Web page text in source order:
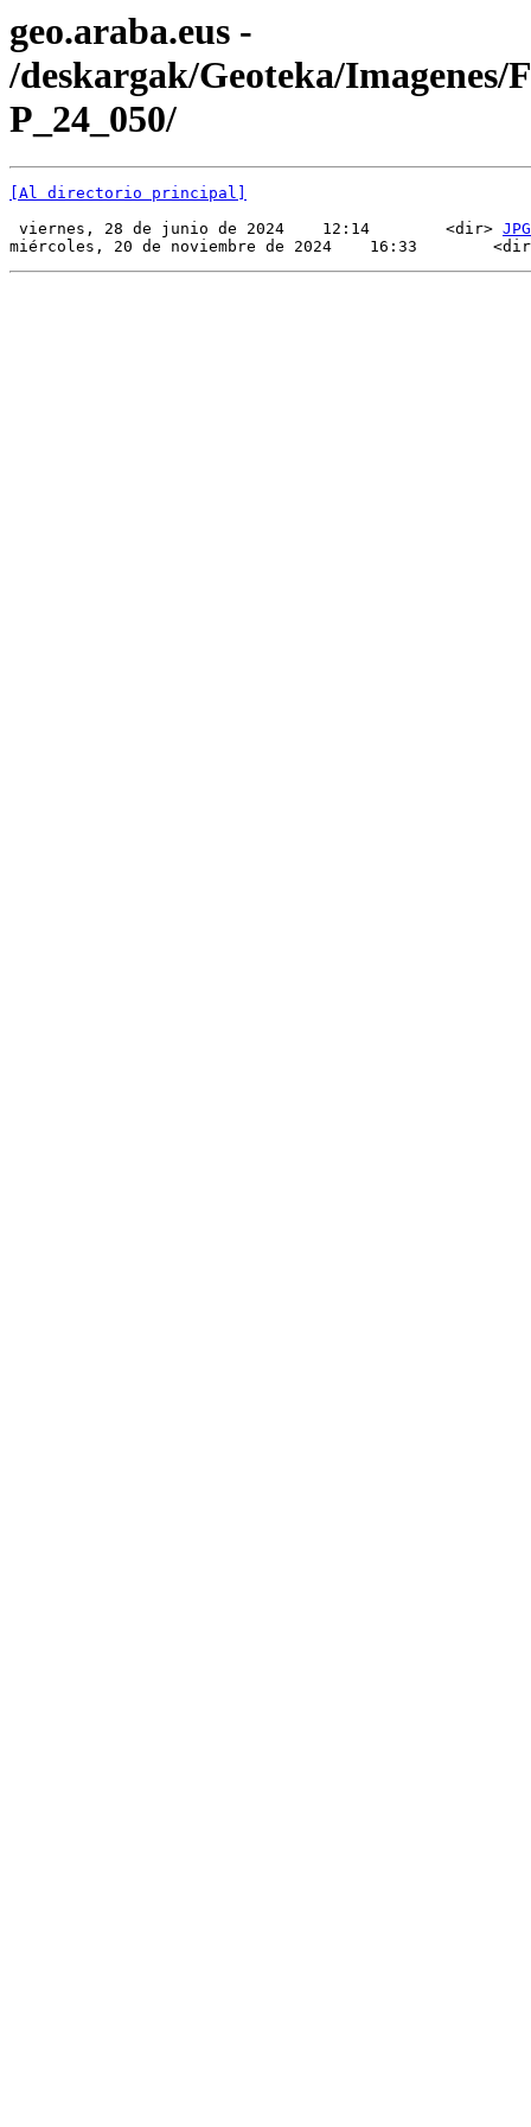
geo.araba.eus -
/deskargak/Geoteka/Imagenes/
P_24_050/
[Al directorio principal]
viernes, 28 de junio de 2024    12:14        <dir> JPG
miércoles, 20 de noviembre de 2024    16:33